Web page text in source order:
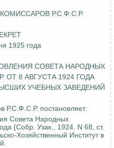
Р.С.Ф.С.Р.
1925 года
СОВЕТА НАРОДНЫХ
ОТ 8 АВГУСТА 1924 ГОДА
УЧЕБНЫХ ЗАВЕДЕНИЙ
Р.С.Ф.С.Р. постановляет:
Совета Народных
(Собр. Узак., 1924, N 68, ст.
Хозяйственный Институт в